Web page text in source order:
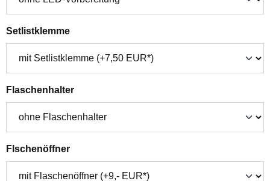
Setlistklemmeauswählen
Flaschenhalterauswählen
Flschenöffnerauswählen